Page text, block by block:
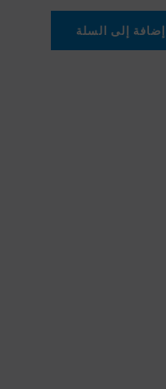
إضافة إلى السلة